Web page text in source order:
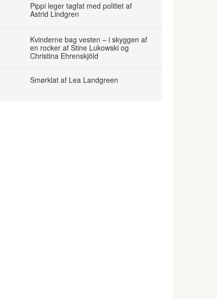
Pippi leger tagfat med politiet af
Astrid Lindgren
Kvinderne bag vesten – i skyggen af
en rocker af Stine Lukowski og
Christina Ehrenskjöld
Smørklat af Lea Landgreen